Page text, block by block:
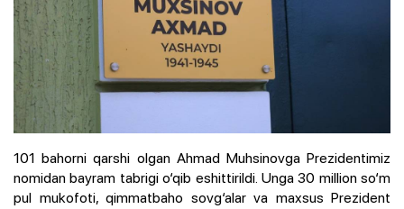
101 bahorni qarshi olgan Ahmad Muhsinovga Prezidentimiz
nomidan bayram tabrigi o‘qib eshittirildi. Unga 30 million so‘m
pul mukofoti, qimmatbaho sovg‘alar va maxsus Prezident